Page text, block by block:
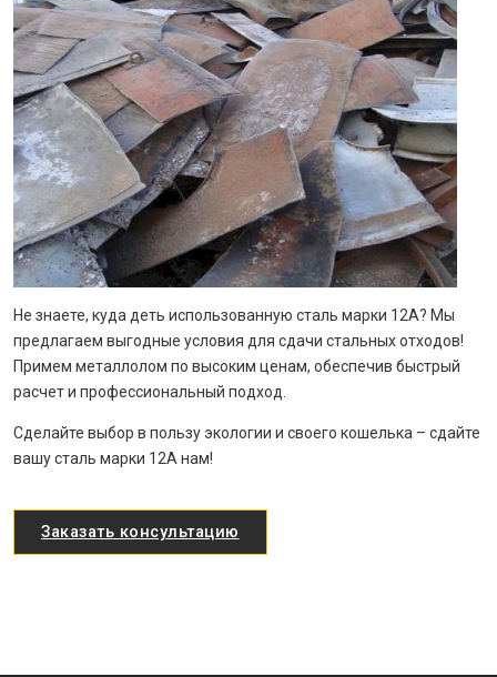
Не знаете, куда деть использованную сталь марки 12A? Мы
предлагаем выгодные условия для сдачи стальных отходов!
Примем металлолом по высоким ценам, обеспечив быстрый
расчет и профессиональный подход.
Сделайте выбор в пользу экологии и своего кошелька – сдайте
вашу сталь марки 12A нам!
Заказать консультацию